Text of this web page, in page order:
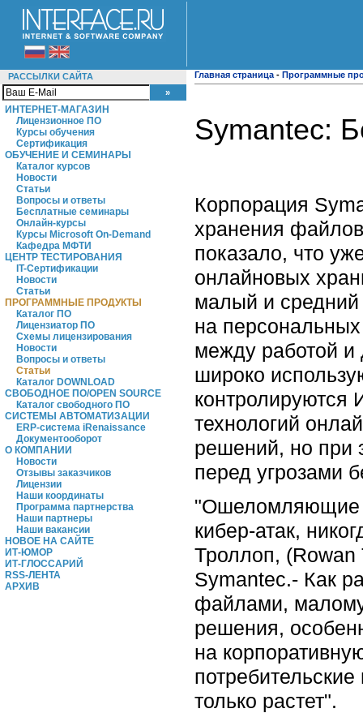
РАССЫЛКИ САЙТА
ИНТЕРНЕТ-МАГАЗИН
Лицензионное ПО
Курсы обучения
Сертификация
ОБУЧЕНИЕ И СЕМИНАРЫ
Каталог курсов
Новости
Статьи
Вопросы и ответы
Бесплатные семинары
Онлайн-курсы
Курсы Microsoft On-Demand
Кафедра МФТИ
ЦЕНТР ТЕСТИРОВАНИЯ
IT-Сертификации
Новости
Статьи
ПРОГРАММНЫЕ ПРОДУКТЫ
Каталог ПО
Лицензиатор ПО
Схемы лицензирования
Новости
Вопросы и ответы
Статьи
Каталог DOWNLOAD
СВОБОДНОЕ ПО/OPEN SOURCE
Каталог свободного ПО
СИСТЕМЫ АВТОМАТИЗАЦИИ
ERP-система iRenaissance
Документооборот
О КОМПАНИИ
Новости
Отзывы заказчиков
Лицензии
Наши координаты
Программа партнерства
Наши партнеры
Наши вакансии
НОВОЕ НА САЙТЕ
ИТ-ЮМОР
ИТ-ГЛОССАРИЙ
RSS-ЛЕНТА
АРХИВ
Главная страница - Программные
Symantec:
Корпорация
хранения
показало, что
онлайновых
малый и средний
на
между работой и
широко
контролируются
технологий
решений, но при
перед угрозами
"Ошеломляющие
кибер-атак,
Троллоп, (Rowan
Symantec.- Как
файлами, малому
решения,
на
только растет".